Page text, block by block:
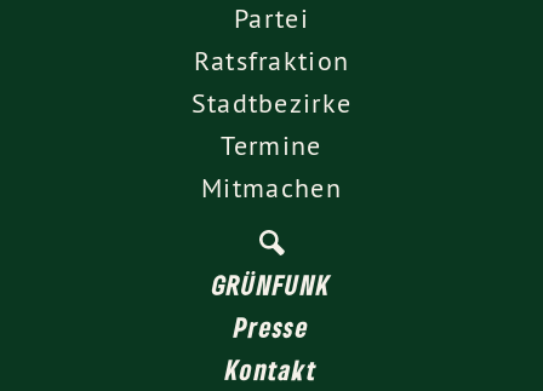
Partei
Ratsfraktion
Stadtbezirke
Termine
Mitmachen
GRÜNFUNK
Presse
Kontakt